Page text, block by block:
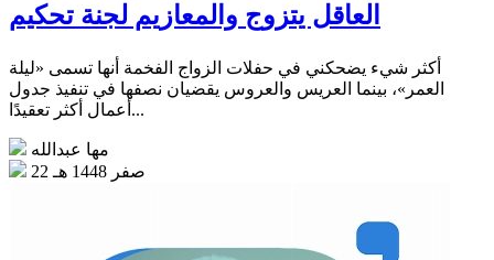
العاقل يتزوج والمعازيم لجنة تحكيم
أكثر شيء يضحكني في حفلات الزواج الفخمة أنها تسمى «ليلة
العمر»، بينما العريس والعروس يقضيان نصفها في تنفيذ جدول
أعمال أكثر تعقيدًا...
مها عبدالله
22 صفر 1448 هـ